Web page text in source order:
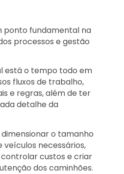
ponto fundamental na
processos e gestão
está o tempo todo em
fluxos de trabalho,
e regras, além de ter
detalhe da
dimensionar o tamanho
veículos necessários,
custos e criar
dos caminhões.